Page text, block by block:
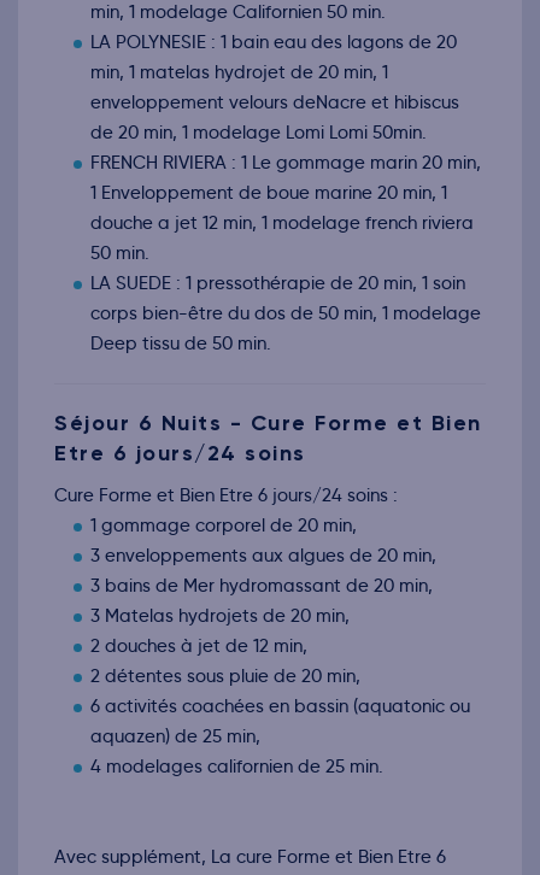
min, 1 modelage Californien 50 min.
LA POLYNESIE : 1 bain eau des lagons de 20
min, 1 matelas hydrojet de 20 min, 1
enveloppement velours deNacre et hibiscus
de 20 min, 1 modelage Lomi Lomi 50min.
FRENCH RIVIERA : 1 Le gommage marin 20 min,
1 Enveloppement de boue marine 20 min, 1
douche a jet 12 min, 1 modelage french riviera
50 min.
LA SUEDE : 1 pressothérapie de 20 min, 1 soin
corps bien-être du dos de 50 min, 1 modelage
Deep tissu de 50 min.
Séjour 6 Nuits - Cure Forme et Bien
Etre 6 jours/24 soins
Cure Forme et Bien Etre 6 jours/24 soins :
1 gommage corporel de 20 min,
3 enveloppements aux algues de 20 min,
3 bains de Mer hydromassant de 20 min,
3 Matelas hydrojets de 20 min,
2 douches à jet de 12 min,
2 détentes sous pluie de 20 min,
6 activités coachées en bassin (aquatonic ou
aquazen) de 25 min,
4 modelages californien de 25 min.
Avec supplément, La cure Forme et Bien Etre 6